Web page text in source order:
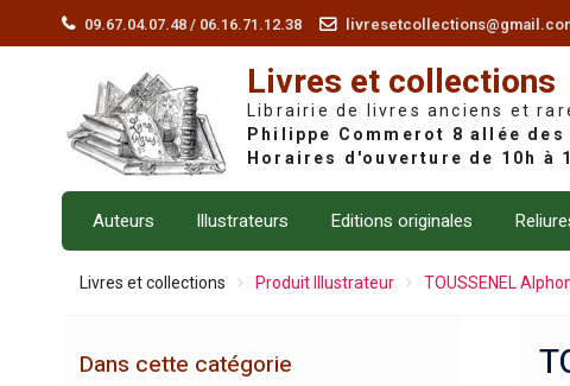
09.67.04.07.48 / 06.16.71.12.38
Livres et collections
Librairie de livres anciens et
Auteurs Illustrateurs Editions originales
Livres et collections Produit Illustrateur TOUSSENEL
Dans cette catégorie